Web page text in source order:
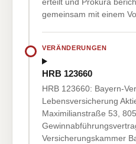
gemeinsam mit einem
VERÄNDERUNGEN
HRB 123660
HRB 123660: Bayern-
Lebensversicherung
Maximilianstraße 53,
Versicherungskammer